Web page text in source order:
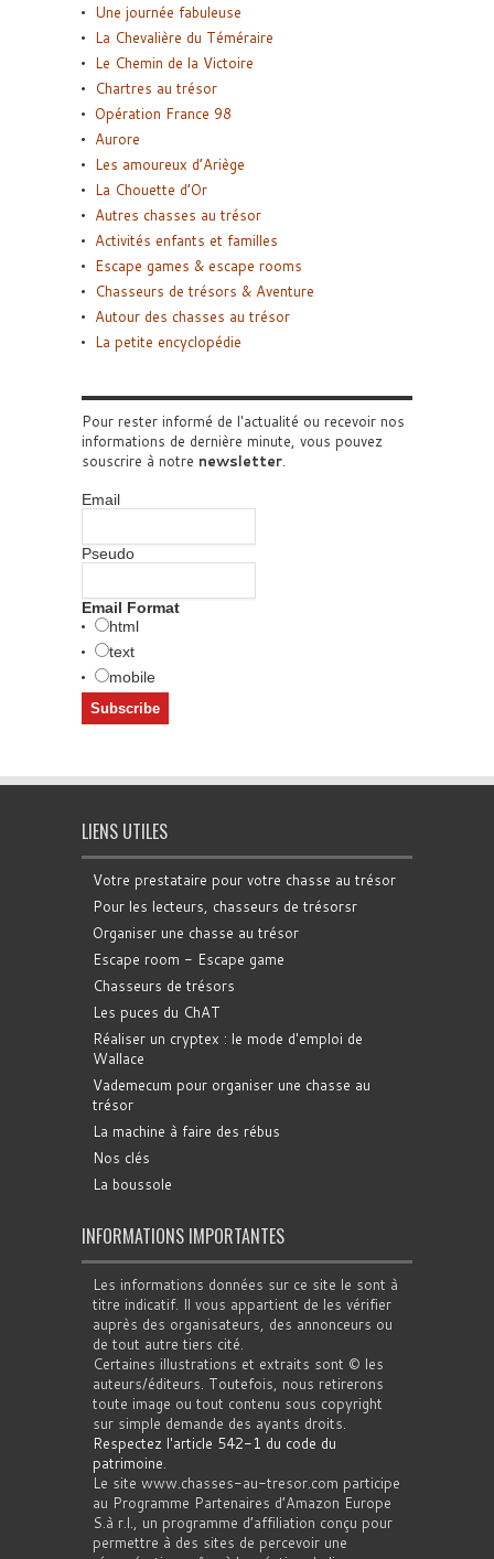
Une journée fabuleuse
La Chevalière du Téméraire
Le Chemin de la Victoire
Chartres au trésor
Opération France 98
Aurore
Les amoureux d’Ariège
La Chouette d’Or
Autres chasses au trésor
Activités enfants et familles
Escape games & escape rooms
Chasseurs de trésors & Aventure
Autour des chasses au trésor
La petite encyclopédie
Pour rester informé de l'actualité ou recevoir nos
informations de dernière minute, vous pouvez
souscrire à notre newsletter.
Email
Pseudo
Email Format
html
text
mobile
LIENS UTILES
Votre prestataire pour votre chasse au trésor
Pour les lecteurs, chasseurs de trésorsr
Organiser une chasse au trésor
Escape room - Escape game
Chasseurs de trésors
Les puces du ChAT
Réaliser un cryptex : le mode d'emploi de
Wallace
Vademecum pour organiser une chasse au
trésor
La machine à faire des rébus
Nos clés
La boussole
INFORMATIONS IMPORTANTES
Les informations données sur ce site le sont à
titre indicatif. Il vous appartient de les vérifier
auprès des organisateurs, des annonceurs ou
de tout autre tiers cité.
Certaines illustrations et extraits sont © les
auteurs/éditeurs. Toutefois, nous retirerons
toute image ou tout contenu sous copyright
sur simple demande des ayants droits.
Respectez l'article 542-1 du code du
patrimoine.
Le site www.chasses-au-tresor.com participe
au Programme Partenaires d’Amazon Europe
S.à r.l., un programme d’affiliation conçu pour
permettre à des sites de percevoir une